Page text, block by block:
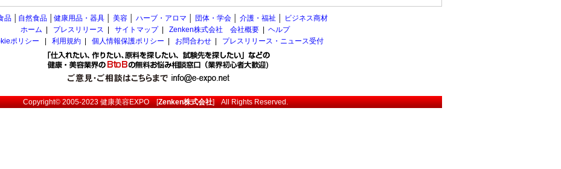
品 自然食品 健康用品・器具 美容 ハーブ・アロマ 団体・学会 介護・福祉
ビジネス商材
ホーム
プレスリリース サイトマップ| Zenken株式会社 会社概要
ヘルプ
ポリシー
利用規約 個人情報保護ポリシー お問合わせ プレスリリース・ニュース受付
Copyright© 2005-2023健康美容EXPO[Zenken株式会社] All Rights Reserved.